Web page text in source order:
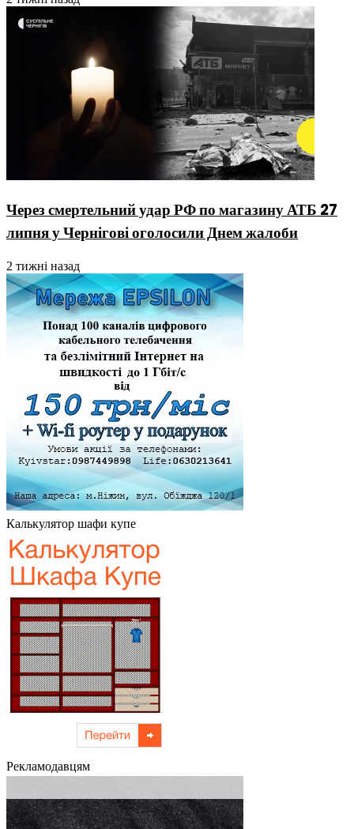
Через смертельний удар РФ по магазину АТБ 27
липня у Чернігові оголосили Днем жалоби
2 тижні назад
Калькулятор шафи купе
Рекламодавцям